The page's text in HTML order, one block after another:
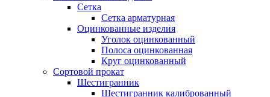
Сетка
Сетка арматурная
Оцинкованные изделия
Уголок оцинкованный
Полоса оцинкованная
Круг оцинкованный
Сортовой прокат
Шестигранник
Шестигранник калиброванный